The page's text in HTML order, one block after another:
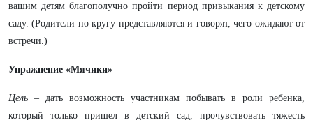
вашим детям благополучно пройти период привыкания к детскому
саду. (Родители по кругу представляются и говорят, чего ожидают от
встречи.)
Упражнение «Мячики»
Цель – дать возможность участникам побывать в роли ребенка,
который только пришел в детский сад, прочувствовать тяжесть